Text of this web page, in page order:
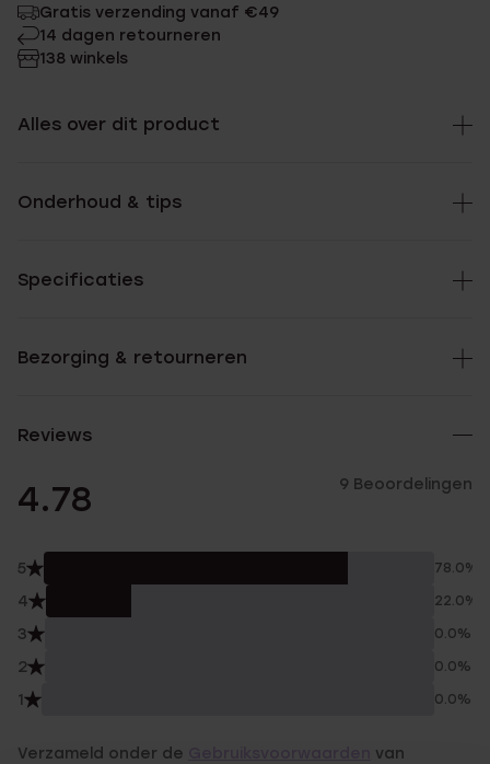
Gratis verzending vanaf €49
14 dagen retourneren
138 winkels
Alles over dit product
Onderhoud & tips
Specificaties
Bezorging & retourneren
Reviews
4.78 9 Beoordelingen
5 78.0%
4 22.0%
3 0.0%
2 0.0%
1 0.0%
Verzameld onder de
van